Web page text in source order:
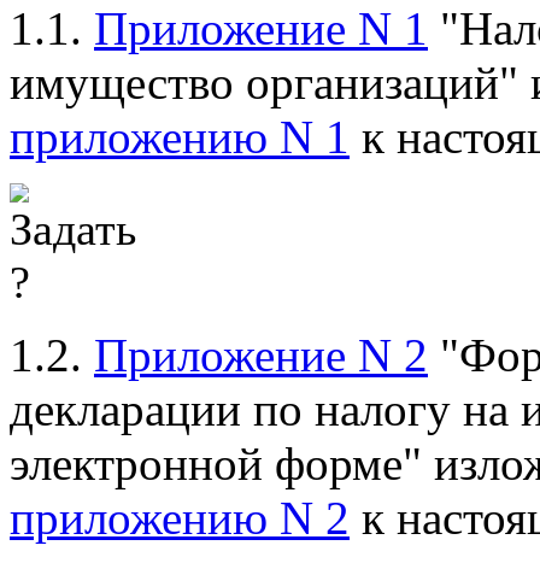
1.1. Приложение N 1
имущество организаций"
приложению N 1 к
1.2. Приложение N 2
декларации по налогу на
электронной форме"
приложению N 2 к